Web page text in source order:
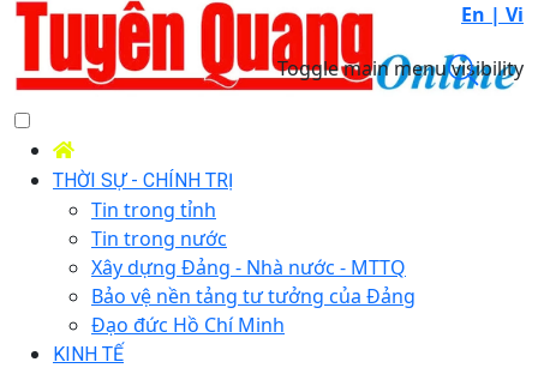
En | Vi
Toggle main menu visibility
THỜI SỰ - CHÍNH TRỊ
Tin trong tỉnh
Tin trong nước
Xây dựng Đảng - Nhà nước - MTTQ
Bảo vệ nền tảng tư tưởng của Đảng
Đạo đức Hồ Chí Minh
KINH TẾ